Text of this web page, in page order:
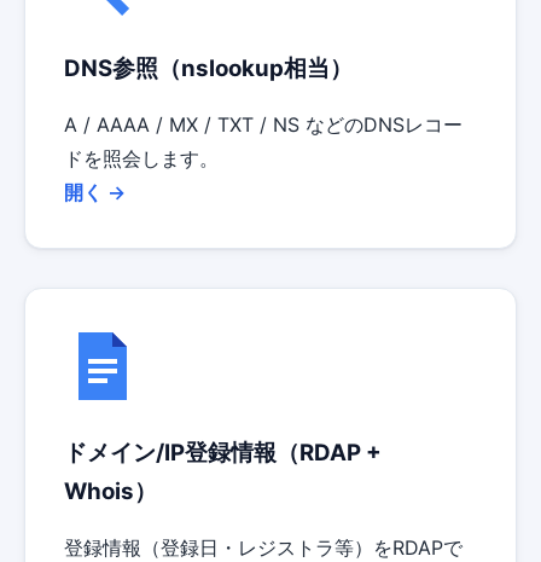
DNS参照（nslookup相当）
A / AAAA / MX / TXT / NS などのDNSレコー
ドを照会します。
開く →
ドメイン/IP登録情報（RDAP +
Whois）
登録情報（登録日・レジストラ等）をRDAPで